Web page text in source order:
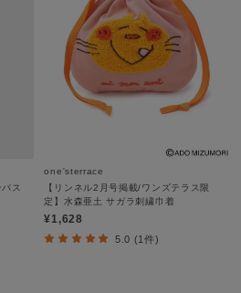
ス
one'sterrace
【リンネル2月号掲載/ワンズテラス限
定】水森亜土 サガラ刺繍巾着
¥1,628
5.0 (1件)